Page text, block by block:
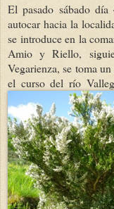
El pasado sábado
autocar hacia la
se introduce en la
Amio y Riello,
Vegarienza, se toma
el curso del río